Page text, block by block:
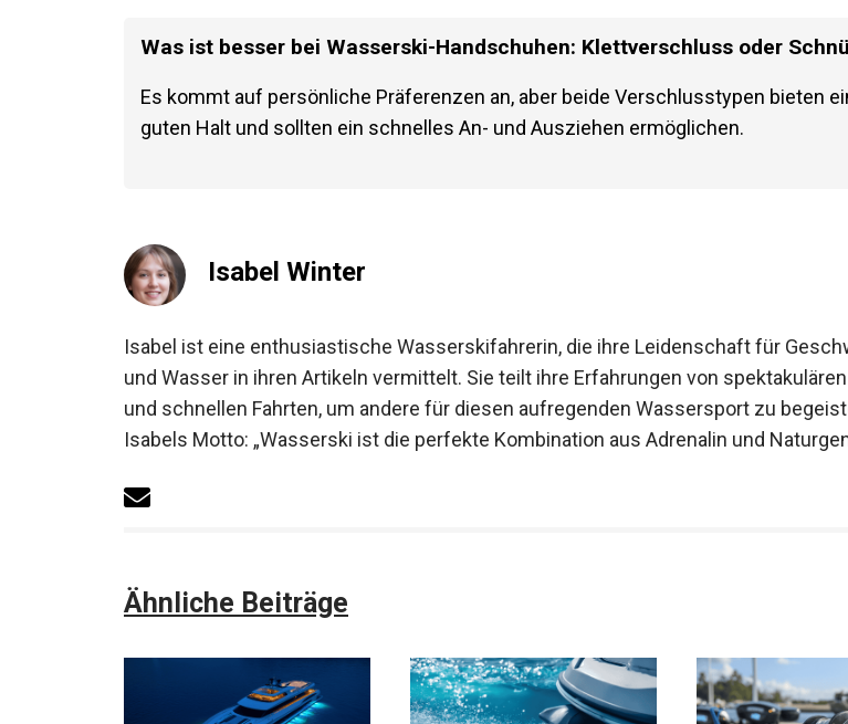
Was ist besser bei Wasserski-Handschuhen: Klettverschluss oder
Es kommt auf persönliche Präferenzen an, aber beide Verschlusstypen bieten
guten Halt und sollten ein schnelles An- und Ausziehen ermöglichen.
Isabel Winter
Isabel ist eine enthusiastische Wasserskifahrerin, die ihre Leidenschaft für
und Wasser in ihren Artikeln vermittelt. Sie teilt ihre Erfahrungen von
und schnellen Fahrten, um andere für diesen aufregenden Wassersport zu
Isabels Motto: „Wasserski ist die perfekte Kombination aus Adrenalin und
Ähnliche Beiträge